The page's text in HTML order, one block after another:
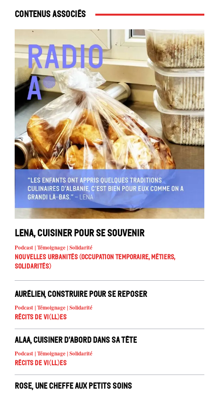
Contenus associés
Lena, cuisiner pour se souvenir
Podcast | Témoignage | Solidarité
Nouvelles urbanités (occupation temporaire, métiers,
solidarités)
Aurélien, construire pour se reposer
Podcast | Témoignage | Solidarité
Récits de Vi(ll)es
Alaa, cuisiner d’abord dans sa tête
Podcast | Témoignage | Solidarité
Récits de Vi(ll)es
Rose, une cheffe aux petits soins